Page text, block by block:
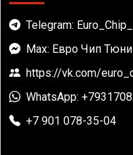
Telegram:
Max: Евро Чип
https://vk.com/
WhatsApp:
+7 901 078-35-04